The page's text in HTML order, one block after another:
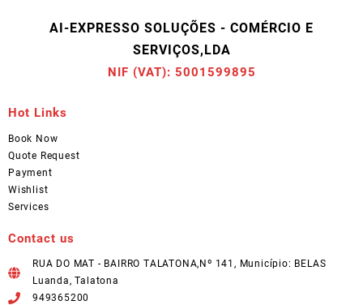
AI-EXPRESSO SOLUÇÕES - COMÉRCIO E
SERVIÇOS,LDA
NIF (VAT): 5001599895
Hot Links
Book Now
Quote Request
Payment
Wishlist
Services
Contact us
RUA DO MAT - BAIRRO TALATONA,Nº 141, Município: BELAS
Luanda, Talatona
949365200